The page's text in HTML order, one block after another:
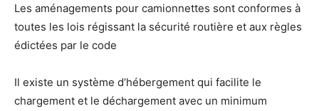
Les aménagements pour camionnettes sont conformes à
toutes les lois régissant la sécurité routière et aux règles
édictées par le code
Il existe un système d’hébergement qui facilite le
chargement et le déchargement avec un minimum